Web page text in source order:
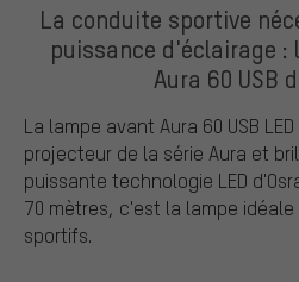
La conduite sportive
puissance d'éclairage :
Aura 60 USB
La lampe avant Aura 60 USB
projecteur de la série Aura et
puissante technologie LED
70 mètres, c'est la lampe
sportifs.